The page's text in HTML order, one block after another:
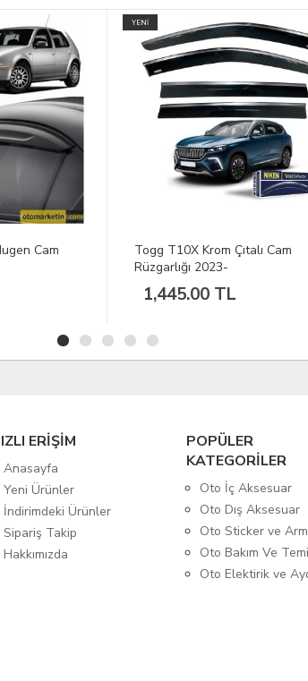
Cam
Dacia Duster Krom Çıtalı Cam
Rüzgarlığı 2010-2017
1,299.00 TL
ERİŞİM
Anasayfa
Yeni Ürünler
İndirimdeki Ürünler
Sipariş Takip
Hakkımızda
POPÜLER
KATEGORİLER
Oto İç Aksesuar
Oto Dış Aksesuar
Oto Sticker ve
Oto Bakım Ve
Oto Elektirik ve